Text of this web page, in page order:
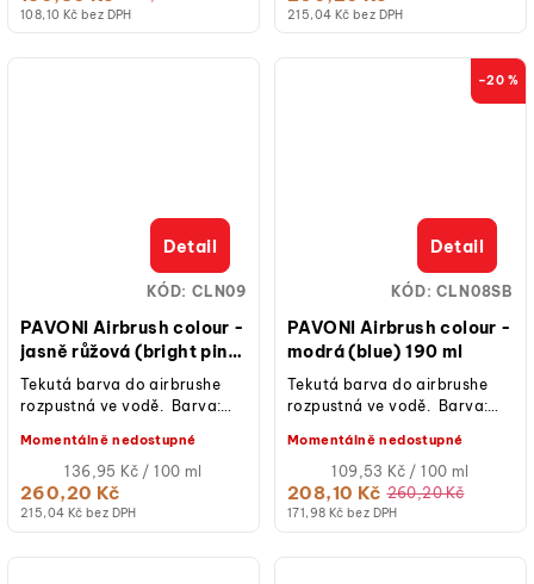
108,10 Kč bez DPH 215,04 Kč bez DPH
PAVONI Airbrush colour -
jasně růžová (bright pink)
190 ml
215,04 Kč bez DPH
260,20 Kč
Měrná
cena:
136,95 Kč / 100 ml
Momentálně nedostupné
Detail
Tekutá barva do airbrushe
rozpustná ve vodě. Barva:
KÓD: CLN09
–20 %
PAVONI Airbrush colour -
modrá (blue) 190 ml
171,98 Kč bez DPH
208,10 Kč 260,20 Kč
Měrná
cena:
109,53 Kč / 100 ml
Momentálně nedostupné
Detail
Tekutá barva do airbrushe
rozpustná ve vodě. Barva:
KÓD:CLN08SB